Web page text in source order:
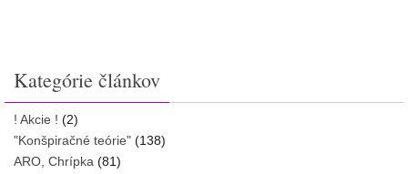
Kategórie článkov
! Akcie ! (2)
"Konšpiračné teórie" (138)
ARO, Chrípka (81)